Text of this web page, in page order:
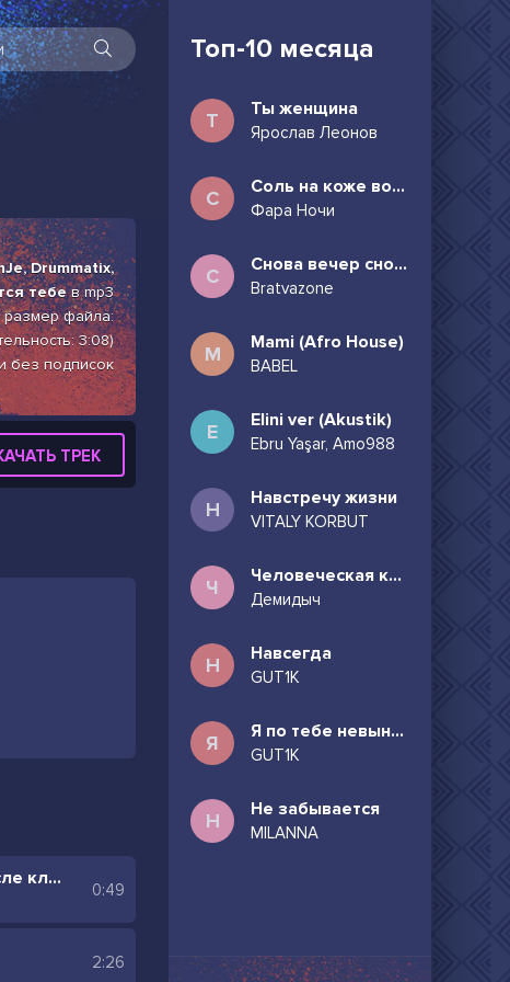
Drummatix,
тебев mp3
размер файла:
3:08)
без подписок
ТРЕК
Мы проснемся утром после клуба где то к9
0:49
2:26
Топ-10 месяца
Т Ты женщина
Ярослав Леонов
С Соль на коже волосы в пучок
Фара Ночи
С Снова вечер снова дождь может всё таки придёшь
Bratvazone
M Mami (Afro House)
BABEL
E Elini ver (Akustik)
Ebru Yaşar, Amo988
Н Навстречу жизни
VITALY KORBUT
Ч Человеческая комедия
Демидыч
Н Навсегда
GUT1K
Я Я по тебе невыносимо скучаю
GUT1K
Н Не забывается
MILANNA